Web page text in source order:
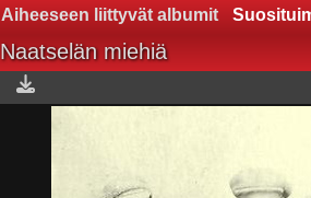
Aiheeseen liittyvät albumit
Naatselän miehiä